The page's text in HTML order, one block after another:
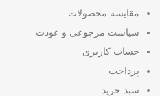
مقایسه محصولات
سیاست مرجوعی و عودت
حساب کاربری
پرداخت
سبد خرید